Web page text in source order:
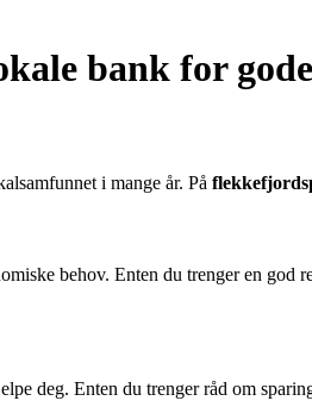
bank for
i mange år. På
behov. Enten du trenger en
deg. Enten du trenger råd om